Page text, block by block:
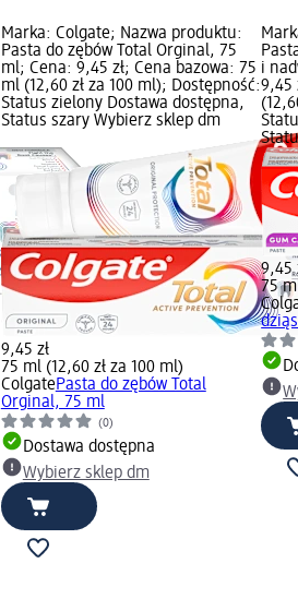
Marka: Colgate; Nazwa produktu:
Pasta do zębów Total Orginal, 75
ml; Cena: 9,45 zł; Cena bazowa: 75
ml (12,60 zł za 100 ml); Dostępność:
Status zielony Dostawa dostępna,
Status szary Wybierz sklep dm
9,45 zł
75 ml (12,60 zł za 100 ml)
ColgatePasta do zębów Total
Orginal, 75 ml
(0)
Dostawa dostępna
Wybierz sklep dm
i
9,45
9,45
75